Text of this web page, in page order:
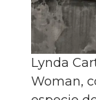
Lynda
Woman,